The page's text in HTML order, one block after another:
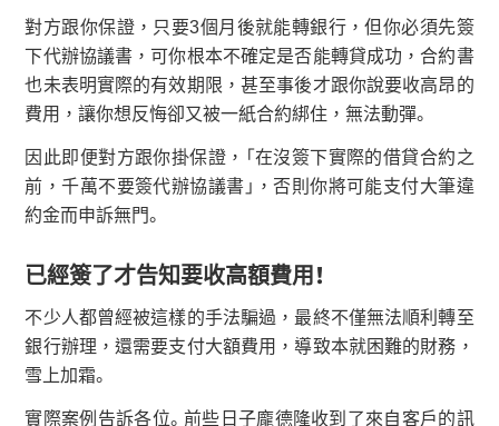
對方跟你保證，只要3個月後就能轉銀行，但你必須先簽
下代辦協議書，可你根本不確定是否能轉貸成功，合約書
也未表明實際的有效期限，甚至事後才跟你說要收高昂的
費用，讓你想反悔卻又被一紙合約綁住，無法動彈。
因此即便對方跟你掛保證，「在沒簽下實際的借貸合約之
前，千萬不要簽代辦協議書」，否則你將可能支付大筆違
約金而申訴無門。
已經簽了才告知要收高額費用！
不少人都曾經被這樣的手法騙過，最終不僅無法順利轉至
銀行辦理，還需要支付大額費用，導致本就困難的財務，
雪上加霜。
實際案例告訴各位。前些日子龐德隆收到了來自客戶的訊